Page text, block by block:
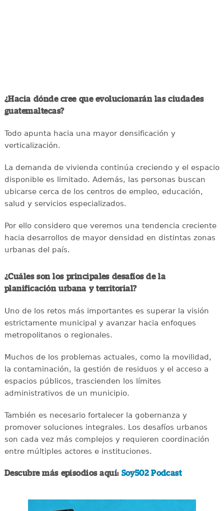
¿Hacia dónde cree que evolucionarán las ciudades
guatemaltecas?
Todo apunta hacia una mayor densificación y
verticalización.
La demanda de vivienda continúa creciendo y el espacio
disponible es limitado. Además, las personas buscan
ubicarse cerca de los centros de empleo, educación,
salud y servicios especializados.
Por ello considero que veremos una tendencia creciente
hacia desarrollos de mayor densidad en distintas zonas
urbanas del país.
¿Cuáles son los principales desafíos de la
planificación urbana y territorial?
Uno de los retos más importantes es superar la visión
estrictamente municipal y avanzar hacia enfoques
metropolitanos o regionales.
Muchos de los problemas actuales, como la movilidad,
la contaminación, la gestión de residuos y el acceso a
espacios públicos, trascienden los límites
administrativos de un municipio.
También es necesario fortalecer la gobernanza y
promover soluciones integrales. Los desafíos urbanos
son cada vez más complejos y requieren coordinación
entre múltiples actores e instituciones.
Descubre más episodios aquí:Soy502 Podcast